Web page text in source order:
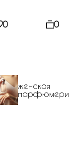
0 0
женская